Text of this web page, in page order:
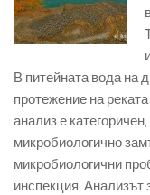
В питейната вода на
протежение на
анализ е
микробиологично
микробиологични
инспекция. Анализът